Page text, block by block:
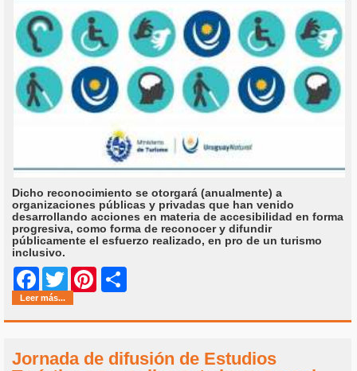
Dicho reconocimiento se otorgará (anualmente) a
organizaciones públicas y privadas que han venido
desarrollando acciones en materia de accesibilidad en forma
progresiva, como forma de reconocer y difundir
públicamente el esfuerzo realizado, en pro de un turismo
inclusivo.
Facebook
Twitter Pinterest
Leer más...
Jornada de difusión de Estudios